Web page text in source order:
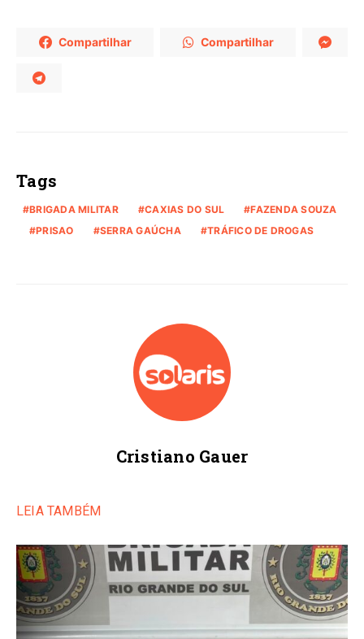
Compartilhar Compartilhar
Tags
BRIGADA MILITAR CAXIAS DO SUL
FAZENDA SOUZA
PRISAO
SERRA GAÚCHA TRÁFICO DE DROGAS
Cristiano Gauer
LEIA TAMBÉM